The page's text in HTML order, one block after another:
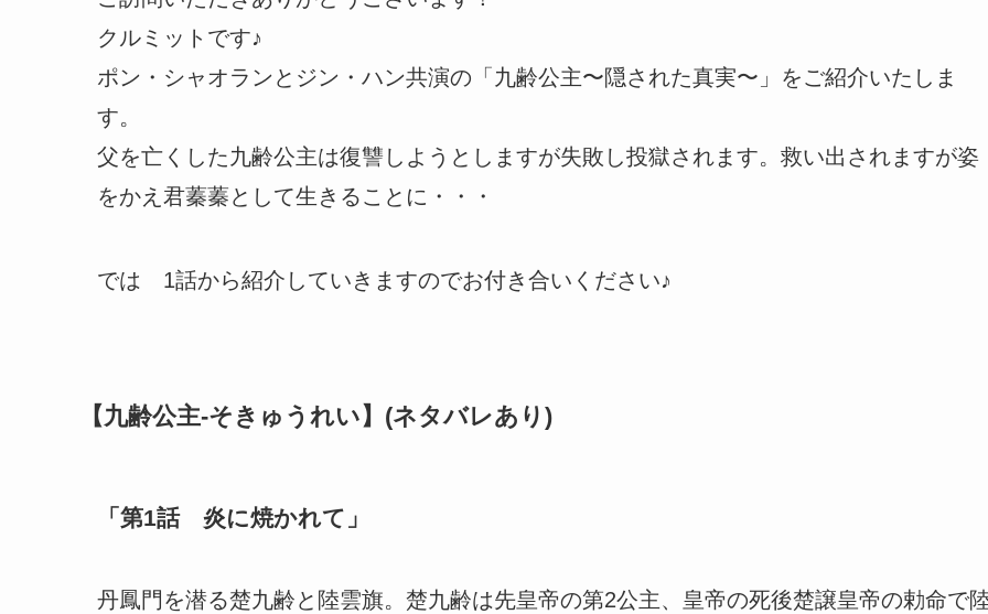
クルミットです♪
ポン・シャオランとジン・ハン共演の「九齢公主〜隠された真実〜」をご紹介いたしま
す。
父を亡くした九齢公主は復讐しようとしますが失敗し投獄されます。救い出されますが姿
をかえ君蓁蓁として生きることに・・・
では 1話から紹介していきますのでお付き合いください♪
【九齢公主-そきゅうれい】(ネタバレあり)
「第1話 炎に焼かれて」
丹鳳門を潜る楚九齢と陸雲旗。楚九齢は先皇帝の第2公主、皇帝の死後楚譲皇帝の勅命で